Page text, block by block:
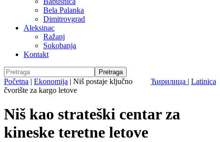
Bela Palanka
Dimitrovgrad
Aleksinac
Ražanj
Sokobanja
Kontakt
Ћирилица | Latinica
Početna | Ekonomija | Niš postaje ključno
čvorište za kargo letove
Niš kao strateški centar za
kineske teretne letove